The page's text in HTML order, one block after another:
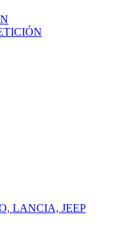
LANCIA, JEEP